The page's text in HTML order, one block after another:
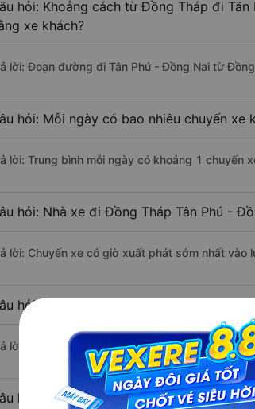
hỏi: Khoảng cách từ Đồng Tháp đi
xe khách?
lời: Đoạn đường đi Tân Phú - Đồng Nai từ
hỏi: Mỗi ngày có bao nhiêu chuyến
lời: Trung bình mỗi ngày có khoảng 1 chuyến
hỏi: Nhà xe đi Đồng Tháp Tân Phú -
lời: Chuyến xe có giờ xuất phát sớm nhất vào
hỏi: Nhà xe đi Tân Phú - Đồng Nai từ
lời: Chuyến xe có giờ xuất phát trễ (muộn)
hỏi: Review xe đi Tân Phú - Đồng Nai